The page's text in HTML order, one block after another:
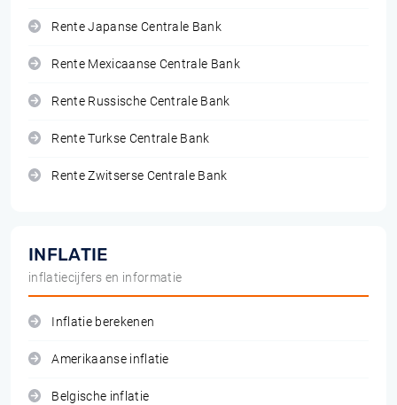
Rente Japanse Centrale Bank
Rente Mexicaanse Centrale Bank
Rente Russische Centrale Bank
Rente Turkse Centrale Bank
Rente Zwitserse Centrale Bank
INFLATIE
inflatiecijfers en informatie
Inflatie berekenen
Amerikaanse inflatie
Belgische inflatie